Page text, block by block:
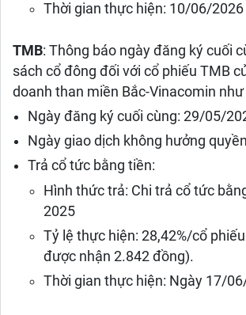
Thời gian thực hiện: 10/06/2026
TMB: Thông báo ngày đăng ký cuối
sách cổ đông đối với cổ phiếu TMB
doanh than miền Bắc-Vinacomin như
Ngày đăng ký cuối cùng: 29/05/
Ngày giao dịch không hưởng
Trả cổ tức bằng tiền:
Hình thức trả: Chi trả cổ tức
2025
Tỷ lệ thực hiện: 28,42%/cổ
được nhận 2.842 đồng).
Thời gian thực hiện: Ngày 17/